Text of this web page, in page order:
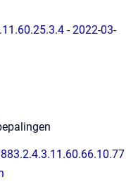
- 2022-03-